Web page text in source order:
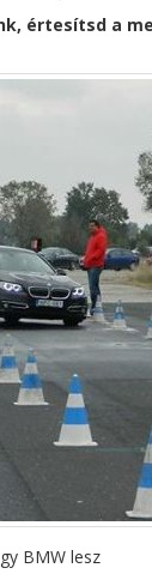
értesítsd a
BMW lesz